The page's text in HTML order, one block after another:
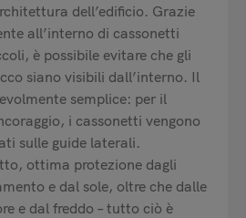
dell’edificio. Grazie
all’interno di cassonetti
è possibile evitare che gli
siano visibili dall’interno. Il
semplice: per il
i cassonetti vengono
sulle guide laterali.
ottima protezione dagli
e dal sole, oltre che dalle
e dal freddo – tutto ciò è